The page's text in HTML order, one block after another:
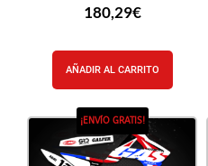
180,29€
AÑADIR AL CARRITO
¡ENVÍO GRATIS!